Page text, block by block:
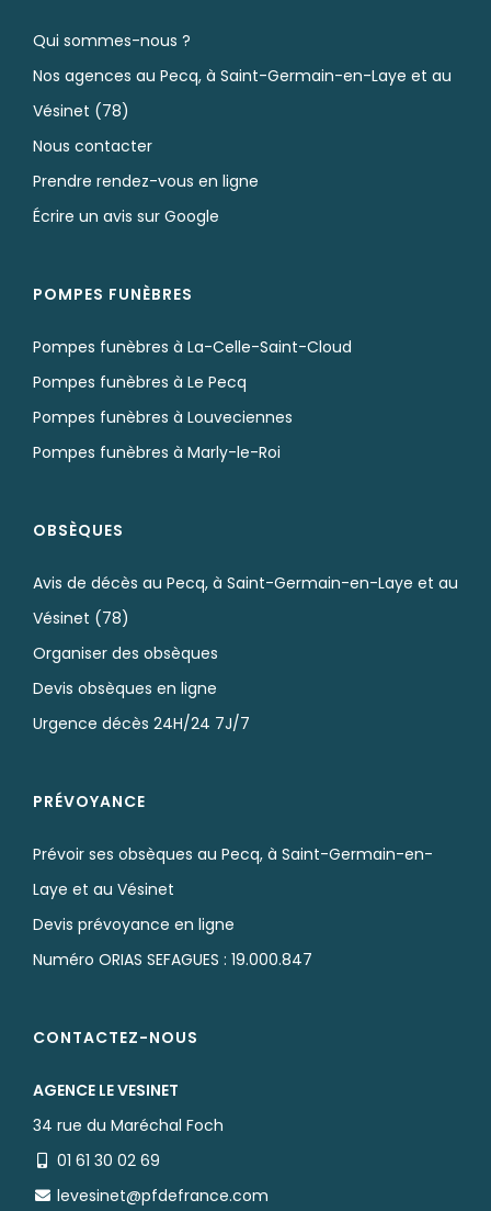
Qui sommes-nous ?
Nos agences au Pecq, à Saint-Germain-en-Laye et au
Vésinet (78)
Nous contacter
Prendre rendez-vous en ligne
Écrire un avis sur Google
POMPES FUNÈBRES
Pompes funèbres à La-Celle-Saint-Cloud
Pompes funèbres à Le Pecq
Pompes funèbres à Louveciennes
Pompes funèbres à Marly-le-Roi
OBSÈQUES
Avis de décès au Pecq, à Saint-Germain-en-Laye et au
Vésinet (78)
Organiser des obsèques
Devis obsèques en ligne
Urgence décès 24H/24 7J/7
PRÉVOYANCE
Prévoir ses obsèques au Pecq, à Saint-Germain-en-
Laye et au Vésinet
Devis prévoyance en ligne
Numéro ORIAS SEFAGUES : 19.000.847
CONTACTEZ-NOUS
AGENCE LE VESINET
34 rue du Maréchal Foch
01 61 30 02 69
levesinet@pfdefrance.com